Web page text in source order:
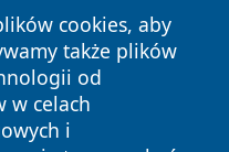
cookies, aby
także plików
od
w celach
i